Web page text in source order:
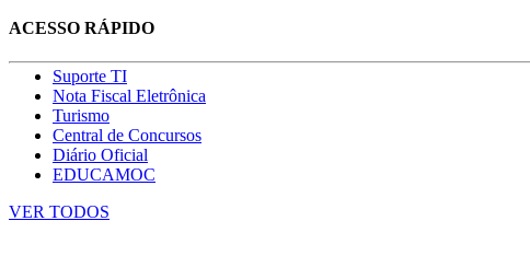
ACESSO RÁPIDO
Suporte TI
Nota Fiscal Eletrônica
Turismo
Central de Concursos
Diário Oficial
EDUCAMOC
VER TODOS